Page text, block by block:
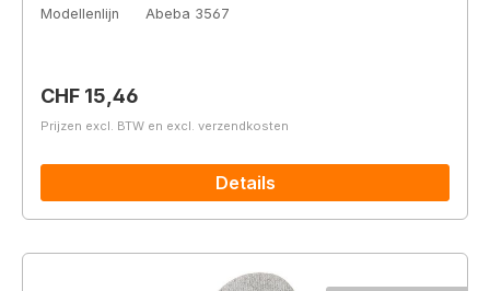
Modellenlijn
Abeba 3567
Normale prijs:
CHF 15,46
Prijzen excl. BTW en excl. verzendkosten
Details